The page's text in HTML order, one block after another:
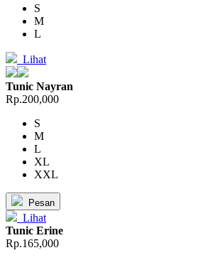
S
M
L
Lihat
Tunic Nayran
Rp.200,000
S
M
L
XL
XXL
Pesan
Lihat
Tunic Erine
Rp.165,000